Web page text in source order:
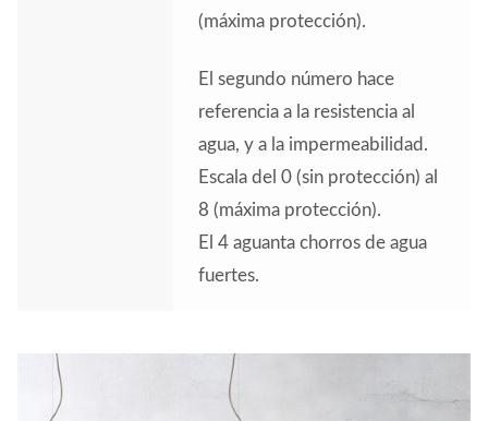
(máxima protección).
El segundo número hace
referencia a la resistencia al
agua, y a la impermeabilidad.
Escala del 0 (sin protección) al
8 (máxima protección).
El 4 aguanta chorros de agua
fuertes.